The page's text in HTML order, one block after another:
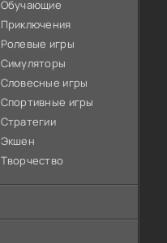
Обучающие
Приключения
Ролевые игры
Симуляторы
Словесные игры
Спортивные игры
Стратегии
Экшен
Творчество